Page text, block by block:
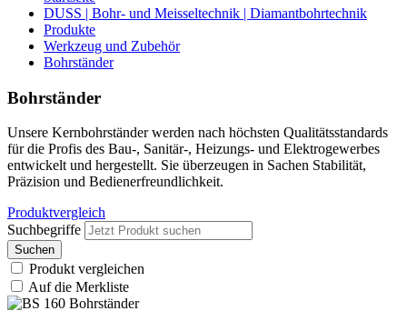
DUSS | Bohr- und Meisseltechnik | Diamantbohrtechnik
Produkte
Werkzeug und Zubehör
Bohrständer
Bohrständer
Unsere Kernbohrständer werden nach höchsten Qualitätsstandards
für die Profis des Bau-, Sanitär-, Heizungs- und Elektrogewerbes
entwickelt und hergestellt. Sie überzeugen in Sachen Stabilität,
Präzision und Bedienerfreundlichkeit.
Produktvergleich
Suchbegriffe
Suchen
Produkt vergleichen
Auf die Merkliste